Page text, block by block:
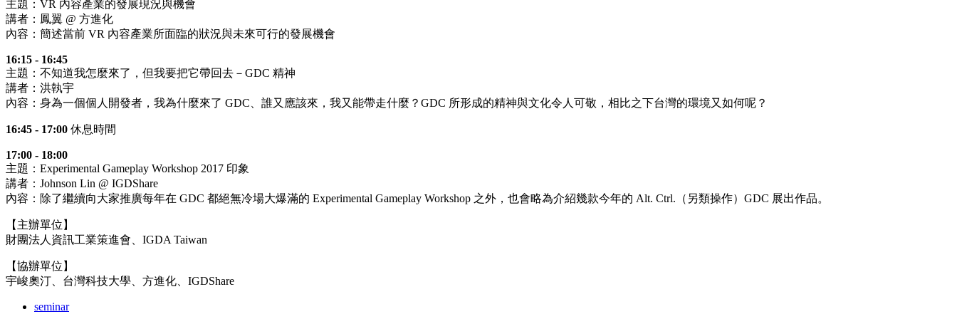
主題：VR 內容產業的發展現況與機會
講者：鳳翼 @ 方進化
內容：簡述當前 VR 內容產業所面臨的狀況與未來可行的發展機會
16:15 - 16:45
主題：不知道我怎麼來了，但我要把它帶回去－GDC 精神
講者：洪執宇
內容：身為一個個人開發者，我為什麼來了 GDC、誰又應該來，我又能帶走什麼？GDC 所形成的精神與文化令人可敬，相比之下台灣的環境又如何呢？
16:45 - 17:00 休息時間
17:00 - 18:00
主題：Experimental Gameplay Workshop 2017 印象
講者：Johnson Lin @ IGDShare
內容：除了繼續向大家推廣每年在 GDC 都絕無冷場大爆滿的 Experimental Gameplay Workshop 之外，也會略為介紹幾款今年的 Alt. Ctrl.（另類操作）GDC 展出作品。
【主辦單位】
財團法人資訊工業策進會、IGDA Taiwan
【協辦單位】
宇峻奧汀、台灣科技大學、方進化、IGDShare
seminar